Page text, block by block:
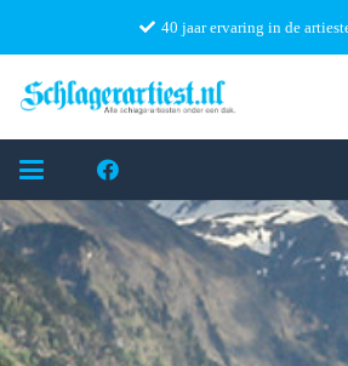
40 jaar ervaring in de